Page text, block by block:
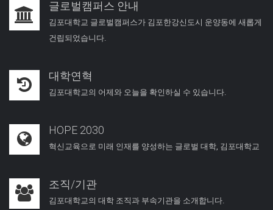
글로벌캠퍼스 안내
김포대학교 글로벌캠퍼스가 김포한강신도시 운양동에 새롭게
건립되었습니다.
대학연혁
김포대학교의 어제와 오늘을 확인하실 수 있습니다.
HOPE 2030
혁신교육으로 미래 인재를 양성하는 글로벌 대학, 김포대학교
조직/기관
김포대학교의 대학 조직과 부속기관을 소개합니다.